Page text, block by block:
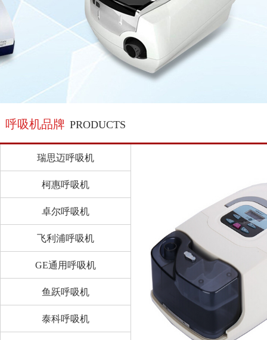
呼吸机品牌 PRODUCTS
瑞思迈呼吸机
柯惠呼吸机
卓尔呼吸机
飞利浦呼吸机
GE通用呼吸机
鱼跃呼吸机
泰科呼吸机